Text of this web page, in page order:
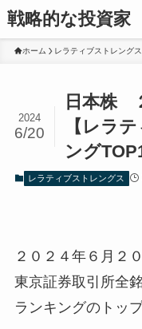
戦略的な投資家
ホーム レラティブストレングス
日本株
【レラ
ング
2024
6/20
レラティブストレングス
２０２４年６月２
東京証券取引所全
ランキングのトッ